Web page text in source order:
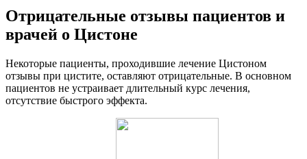
Отрицательные отзывы пациентов и
врачей о Цистоне
Некоторые пациенты, проходившие лечение Цистоном
отзывы при цистите, оставляют отрицательные. В основном
пациентов не устраивает длительный курс лечения,
отсутствие быстрого эффекта.